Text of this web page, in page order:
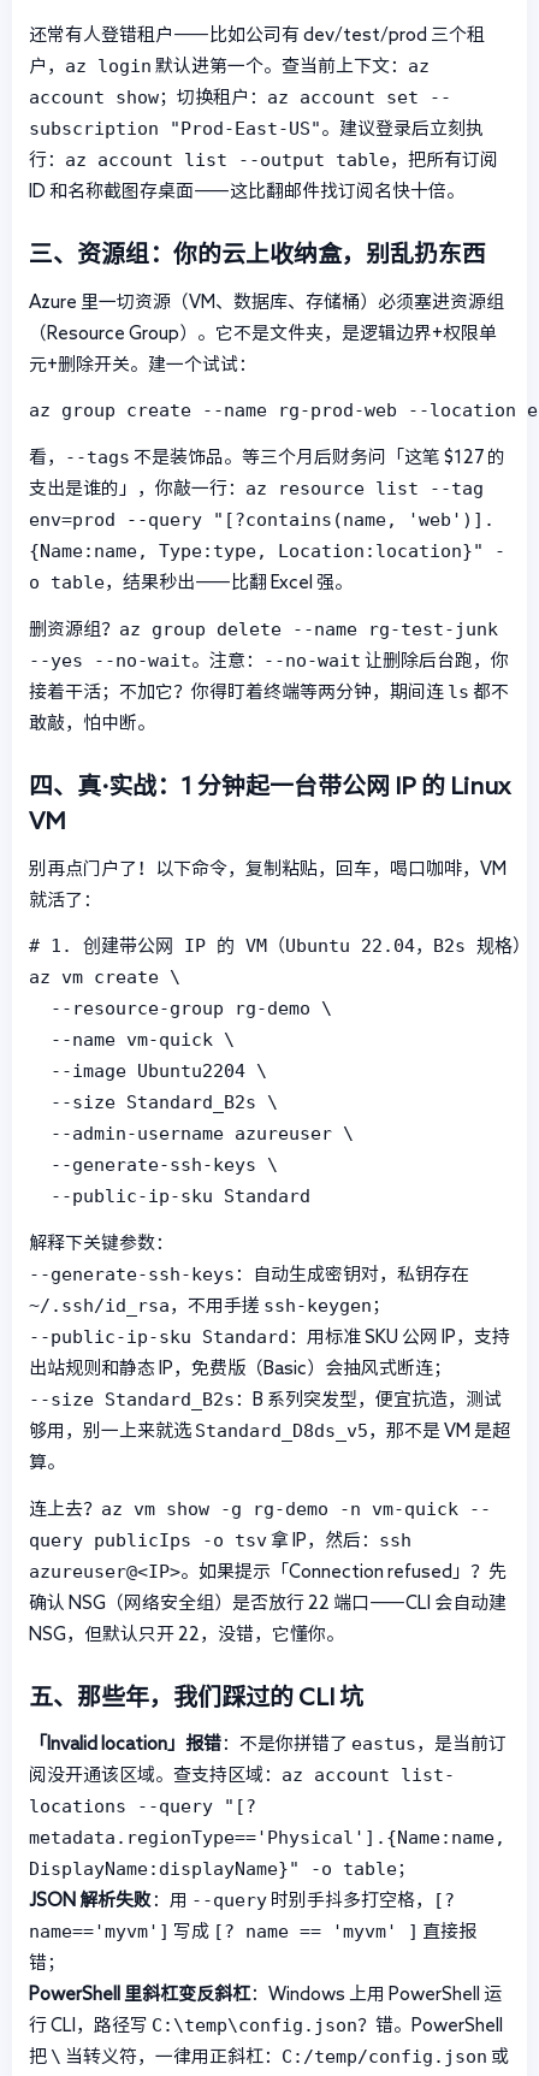
还常有人登错租户——比如公司有 dev/test/prod 三个租
户， az login 默认进第一个。查当前上下文： az
account show ；切换租户： az account set --
subscription "Prod-East-US" 。建议登录后立刻执
行： az account list --output table，把所有订阅
ID 和名称截图存桌面——这比翻邮件找订阅名快十倍。
三、资源组：你的云上收纳盒，别乱扔东西
Azure 里一切资源（VM、数据库、存储桶）必须塞进资源组
（Resource Group）。它不是文件夹，是逻辑边界+权限单
元+删除开关。建一个试试：
az group create --name rg-prod-web --location
看， --tags 不是装饰品。等三个月后财务问「这笔 $127 的
支出是谁的」，你敲一行： az resource list --tag
env=prod --query "[?contains(name, 'web')].
{Name:name, Type:type, Location:location}" -
o table，结果秒出——比翻 Excel 强。
删资源组？ az group delete --name rg-test-junk
--yes --no-wait。注意： --no-wait 让删除后台跑，你
接着干活；不加它？你得盯着终端等两分钟，期间连 ls 都不
敢敲，怕中断。
四、真·实战：1 分钟起一台带公网 IP 的 Linux
VM
别再点门户了！以下命令，复制粘贴，回车，喝口咖啡，VM
就活了：
# 1. 创建带公网 IP 的 VM（Ubuntu 22.04，B2s 规格）
az vm create \
  --resource-group rg-demo \
  --name vm-quick \
  --image Ubuntu2204 \
  --size Standard_B2s \
  --admin-username azureuser \
  --generate-ssh-keys \
  --public-ip-sku Standard
解释下关键参数：
--generate-ssh-keys ：自动生成密钥对，私钥存在
~/.ssh/id_rsa ，不用手搓 ssh-keygen ；
--public-ip-sku Standard ：用标准 SKU 公网 IP，支持
出站规则和静态 IP，免费版（Basic）会抽风式断连；
--size Standard_B2s ：B 系列突发型，便宜抗造，测试
够用，别一上来就选 Standard_D8ds_v5 ，那不是 VM 是超
算。
连上去？ az vm show -g rg-demo -n vm-quick --
query publicIps -o tsv 拿 IP，然后： ssh
azureuser@<IP>。如果提示「Connection refused」？先
确认 NSG（网络安全组）是否放行 22 端口——CLI 会自动建
NSG，但默认只开 22，没错，它懂你。
五、那些年，我们踩过的 CLI 坑
「Invalid location」报错 ：不是你拼错了 eastus ，是当前订
阅没开通该区域。查支持区域： az account list-
locations --query "[?
metadata.regionType=='Physical'].{Name:name,
DisplayName:displayName}" -o table ；
JSON 解析失败 ：用 --query 时别手抖多打空格，
[?
name=='myvm'] 写成 [? name == 'myvm' ] 直接报
错；
PowerShell 里斜杠变反斜杠 ：Windows 上用 PowerShell 运
行 CLI，路径写 C:\temp\config.json？错。PowerShell
把 \ 当转义符，一律用正斜杠： C:/temp/config.json 或